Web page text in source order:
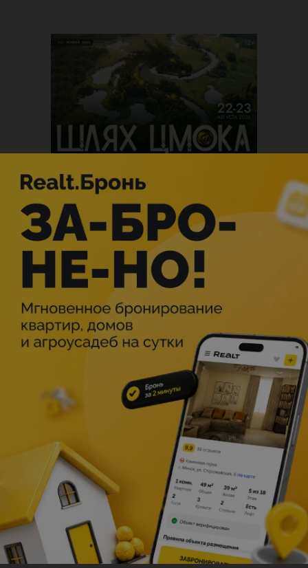
Описание
МЕРОПРИЯТИЕ ОТМЕНЕНО!
Информация по условиям возврата билетов можно
узнать, связавшись по контактам: +375 (29) 134 22 98,
tour@npbp.by.
Более подробная информация
здесь.
Магия леса и энергия техно.
Беловежская пуща превратится в эпицентр электронной
музыки. Мы приглашаем вас на техно-рейв, который
пройдет у главных ворота Национального парка. Это не
просто вечеринка, это погружение в иную реальность.
Line-up ночи:
– Police In Paris
– Cavex
– Ank